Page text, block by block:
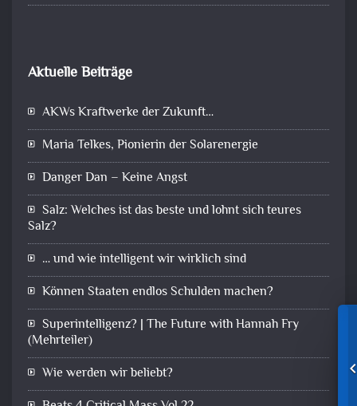
Aktuelle Beiträge
AKWs Kraftwerke der Zukunft…
Maria Telkes, Pionierin der Solarenergie
Danger Dan – Keine Angst
Salz: Welches ist das beste und lohnt sich teures
Salz?
… und wie intelligent wir wirklich sind
Können Staaten endlos Schulden machen?
Superintelligenz? | The Future with Hannah Fry
(Mehrteiler)
Wie werden wir beliebt?